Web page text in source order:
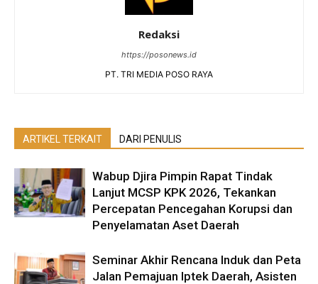
Redaksi
https://posonews.id
PT. TRI MEDIA POSO RAYA
ARTIKEL TERKAIT DARI PENULIS
Wabup Djira Pimpin Rapat Tindak
Lanjut MCSP KPK 2026, Tekankan
Percepatan Pencegahan Korupsi dan
Penyelamatan Aset Daerah
Seminar Akhir Rencana Induk dan Peta
Jalan Pemajuan Iptek Daerah, Asisten